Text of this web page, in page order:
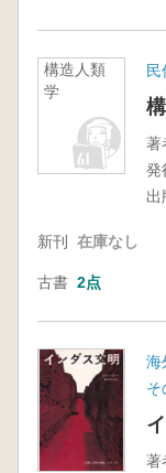
構造人類
学
著
発
出
新刊 在庫なし
古書 2点
海
そ
著